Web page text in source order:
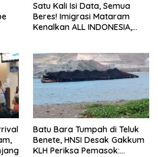
Satu Kali Isi Data, Semua
Beres! Imigrasi Mataram
Kenalkan ALL INDONESIA,
Internasional
Batu Bara Tumpah di Teluk
Benete, HNSI Desak Gakkum
KLH Periksa Pemasok: